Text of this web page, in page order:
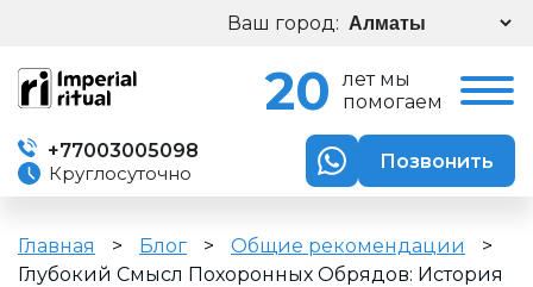
Ваш город:
20
лет мы
помогаем
+77003005098
Круглосуточно
Позвонить
Главная > Блог > Общие рекомендации
>
Глубокий Смысл Похоронных Обрядов: История